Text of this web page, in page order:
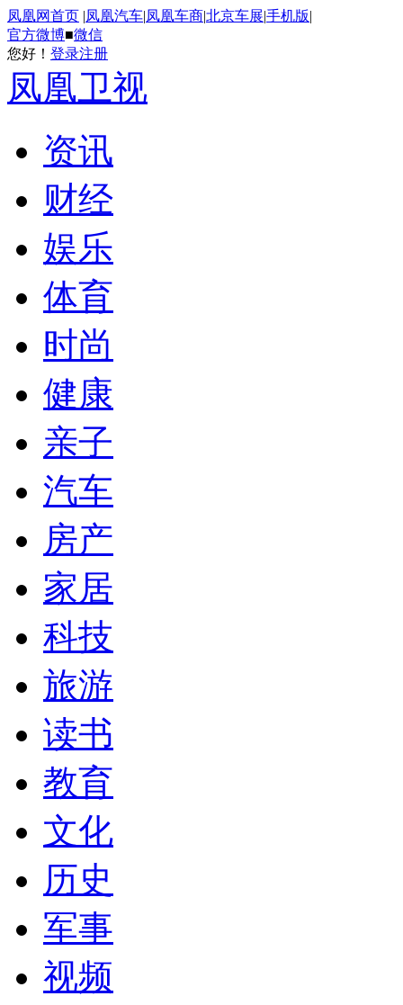
凤凰网首页 |凤凰汽车|凤凰车商|北京车展|手机版|
官方微博■微信
您好！ 登录注册
凤凰卫视
资讯
财经
娱乐
体育
时尚
健康
亲子
汽车
房产
家居
科技
旅游
读书
教育
文化
历史
军事
视频